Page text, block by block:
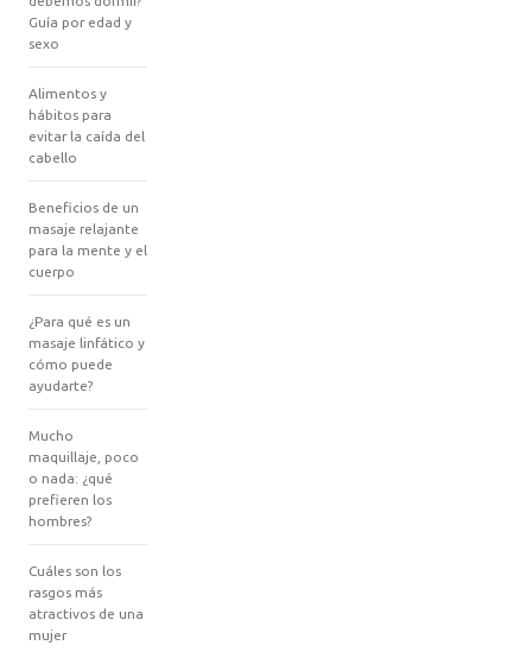
Guía por edad y
sexo
Alimentos y
hábitos para
evitar la caída del
cabello
Beneficios de un
masaje relajante
para la mente y el
cuerpo
¿Para qué es un
masaje linfático y
cómo puede
ayudarte?
Mucho
maquillaje, poco
o nada: ¿qué
prefieren los
hombres?
Cuáles son los
rasgos más
atractivos de una
mujer